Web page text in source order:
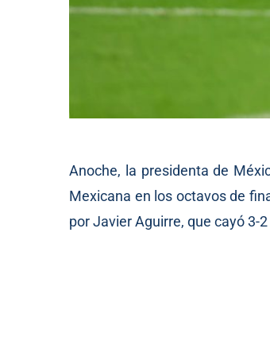
Anoche, la presidenta de
Mexicana en los octavos de
por Javier Aguirre, que cayó 3-